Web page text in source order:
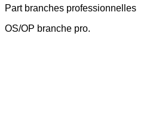
Part branches professionnelles
OS/OP branche pro.